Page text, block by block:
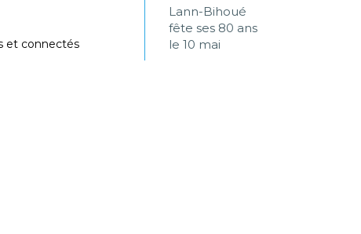
et connectés
Lann-Bihoué
fête ses 80 ans
le 10 mai